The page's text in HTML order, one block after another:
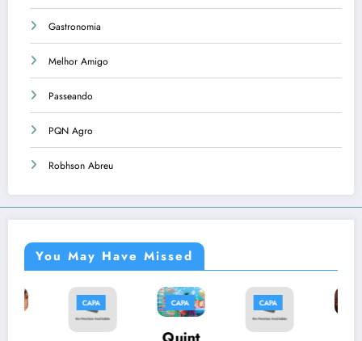
Gastronomia
Melhor Amigo
Passeando
PQN Agro
Robhson Abreu
You May Have Missed
CAPA CAPA CAPA
Músi